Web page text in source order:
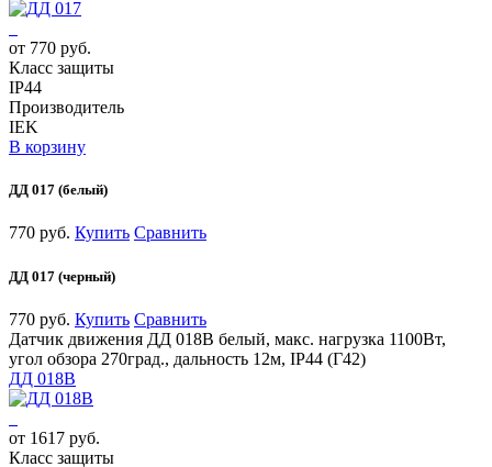
от 770 руб.
Класс защиты
IP44
Производитель
IEK
В корзину
ДД 017 (белый)
770 руб. Купить Сравнить
ДД 017 (черный)
770 руб. Купить Сравнить
Датчик движения ДД 018В белый, макс. нагрузка 1100Вт,
угол обзора 270град., дальность 12м, IP44 (Г42)
ДД 018В
от 1617 руб.
Класс защиты